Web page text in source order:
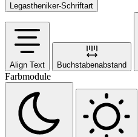
Legastheniker-Schriftart
Align Text Buchstabenabstand
Farbmodule